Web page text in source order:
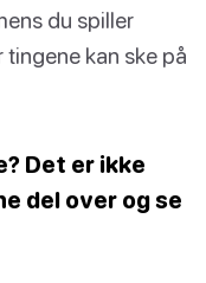
du spiller
kan ske på
Det er ikke
del over og se